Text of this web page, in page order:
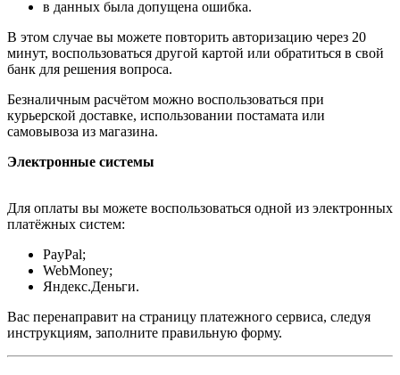
в данных была допущена ошибка.
В этом случае вы можете повторить авторизацию через 20
минут, воспользоваться другой картой или обратиться в свой
банк для решения вопроса.
Безналичным расчётом можно воспользоваться при
курьерской доставке, использовании постамата или
самовывоза из магазина.
Электронные системы
Для оплаты вы можете воспользоваться одной из электронных
платёжных систем:
PayPal;
WebMoney;
Яндекс.Деньги.
Вас перенаправит на страницу платежного сервиса, следуя
инструкциям, заполните правильную форму.